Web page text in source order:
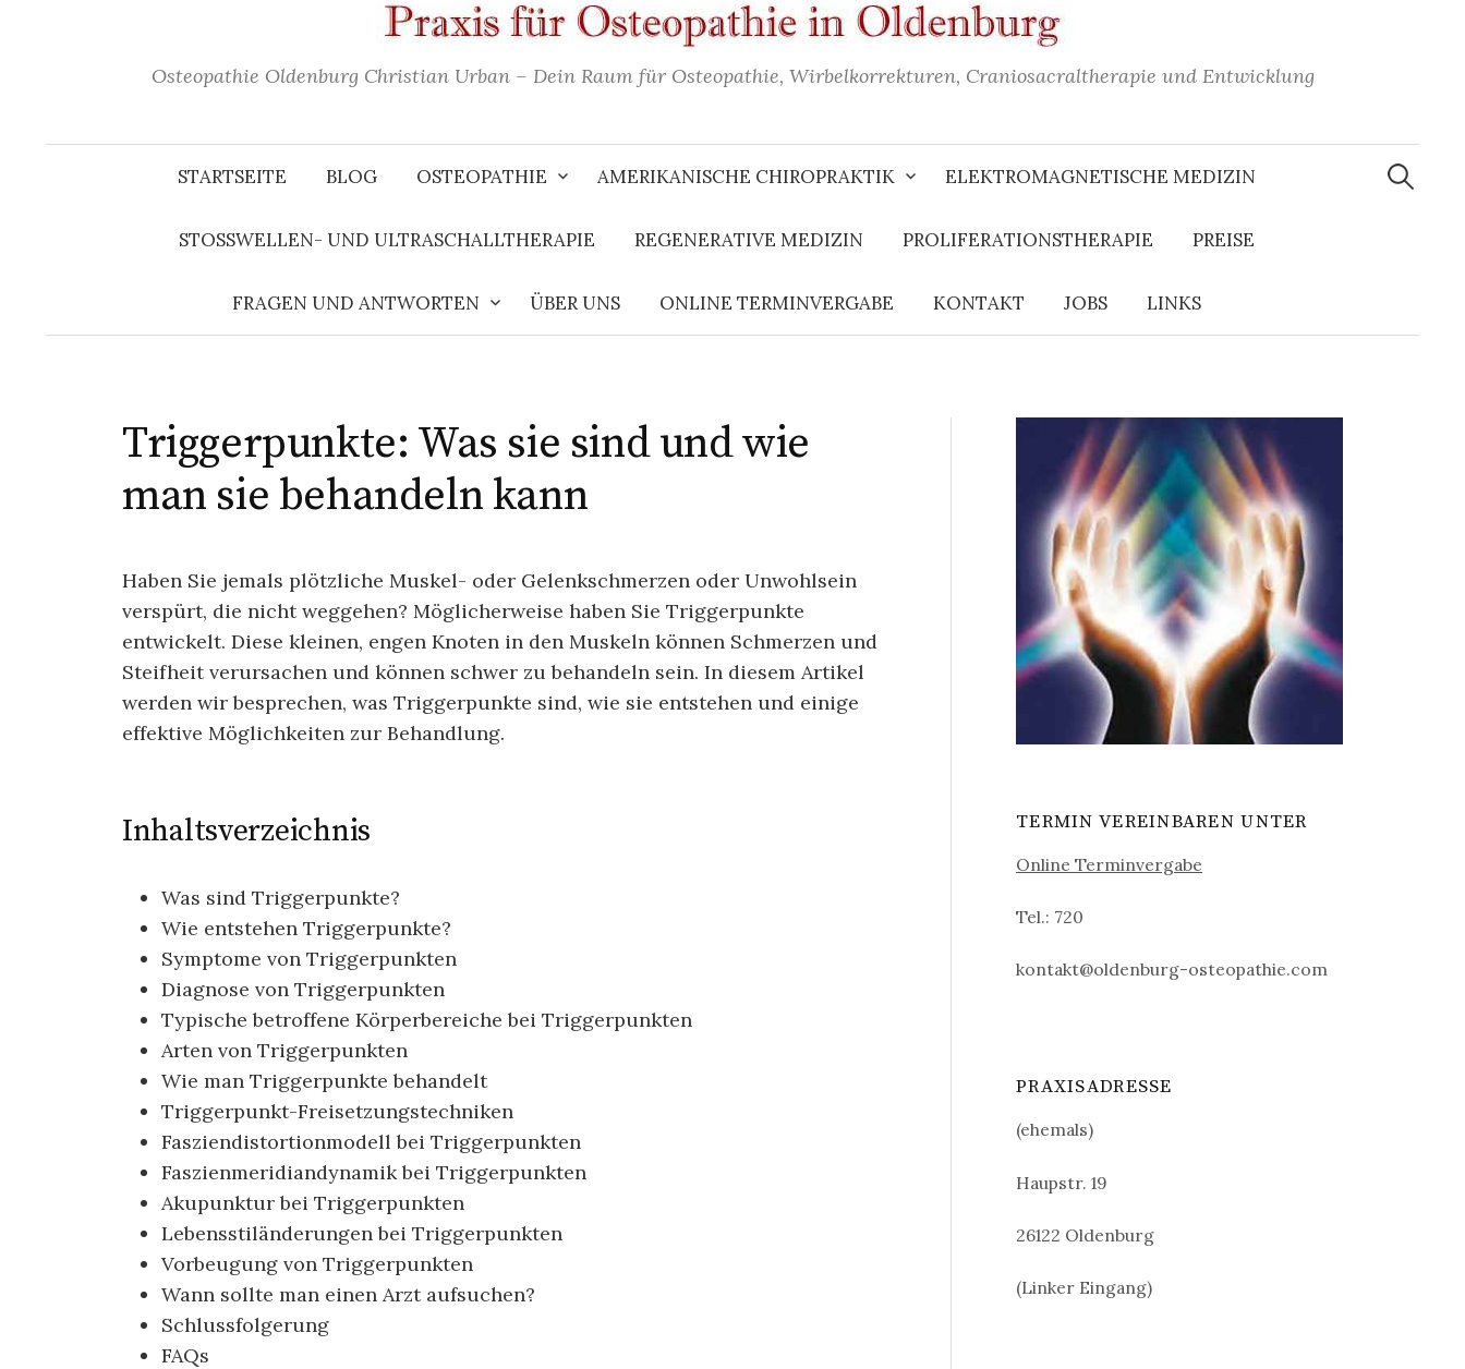
Osteopathie Oldenburg Christian Urban – Dein Raum für Osteopathie, Wirbelkorrekturen, Craniosacraltherapie und Entwicklung
STARTSEITE BLOG OSTEOPATHIE AMERIKANISCHE CHIROPRAKTIK ELEKTROMAGNETISCHE MEDIZIN
STOSSWELLEN- UND ULTRASCHALLTHERAPIE REGENERATIVE MEDIZIN PROLIFERATIONSTHERAPIE PREISE
FRAGEN UND ANTWORTEN ÜBER UNS ONLINE TERMINVERGABE KONTAKT JOBS LINKS
Suchen
nach:
Triggerpunkte: Was sie sind und wie
man sie behandeln kann
Haben Sie jemals plötzliche Muskel- oder Gelenkschmerzen oder Unwohlsein
verspürt, die nicht weggehen? Möglicherweise haben Sie Triggerpunkte
entwickelt. Diese kleinen, engen Knoten in den Muskeln können Schmerzen und
Steifheit verursachen und können schwer zu behandeln sein. In diesem Artikel
werden wir besprechen, was Triggerpunkte sind, wie sie entstehen und einige
effektive Möglichkeiten zur Behandlung.
Inhaltsverzeichnis
Was sind Triggerpunkte?
Wie entstehen Triggerpunkte?
Symptome von Triggerpunkten
Diagnose von Triggerpunkten
Typische betroffene Körperbereiche bei Triggerpunkten
Arten von Triggerpunkten
Wie man Triggerpunkte behandelt
Triggerpunkt-Freisetzungstechniken
Fasziendistortionmodell bei Triggerpunkten
Faszienmeridiandynamik bei Triggerpunkten
Akupunktur bei Triggerpunkten
Lebensstiländerungen bei Triggerpunkten
Vorbeugung von Triggerpunkten
Wann sollte man einen Arzt aufsuchen?
Schlussfolgerung
FAQs
TERMIN VEREINBAREN UNTER
Online Terminvergabe
Tel.: 720
kontakt@oldenburg-osteopathie.com
PRAXISADRESSE
(ehemals)
Haupstr. 19
26122 Oldenburg
(Linker Eingang)